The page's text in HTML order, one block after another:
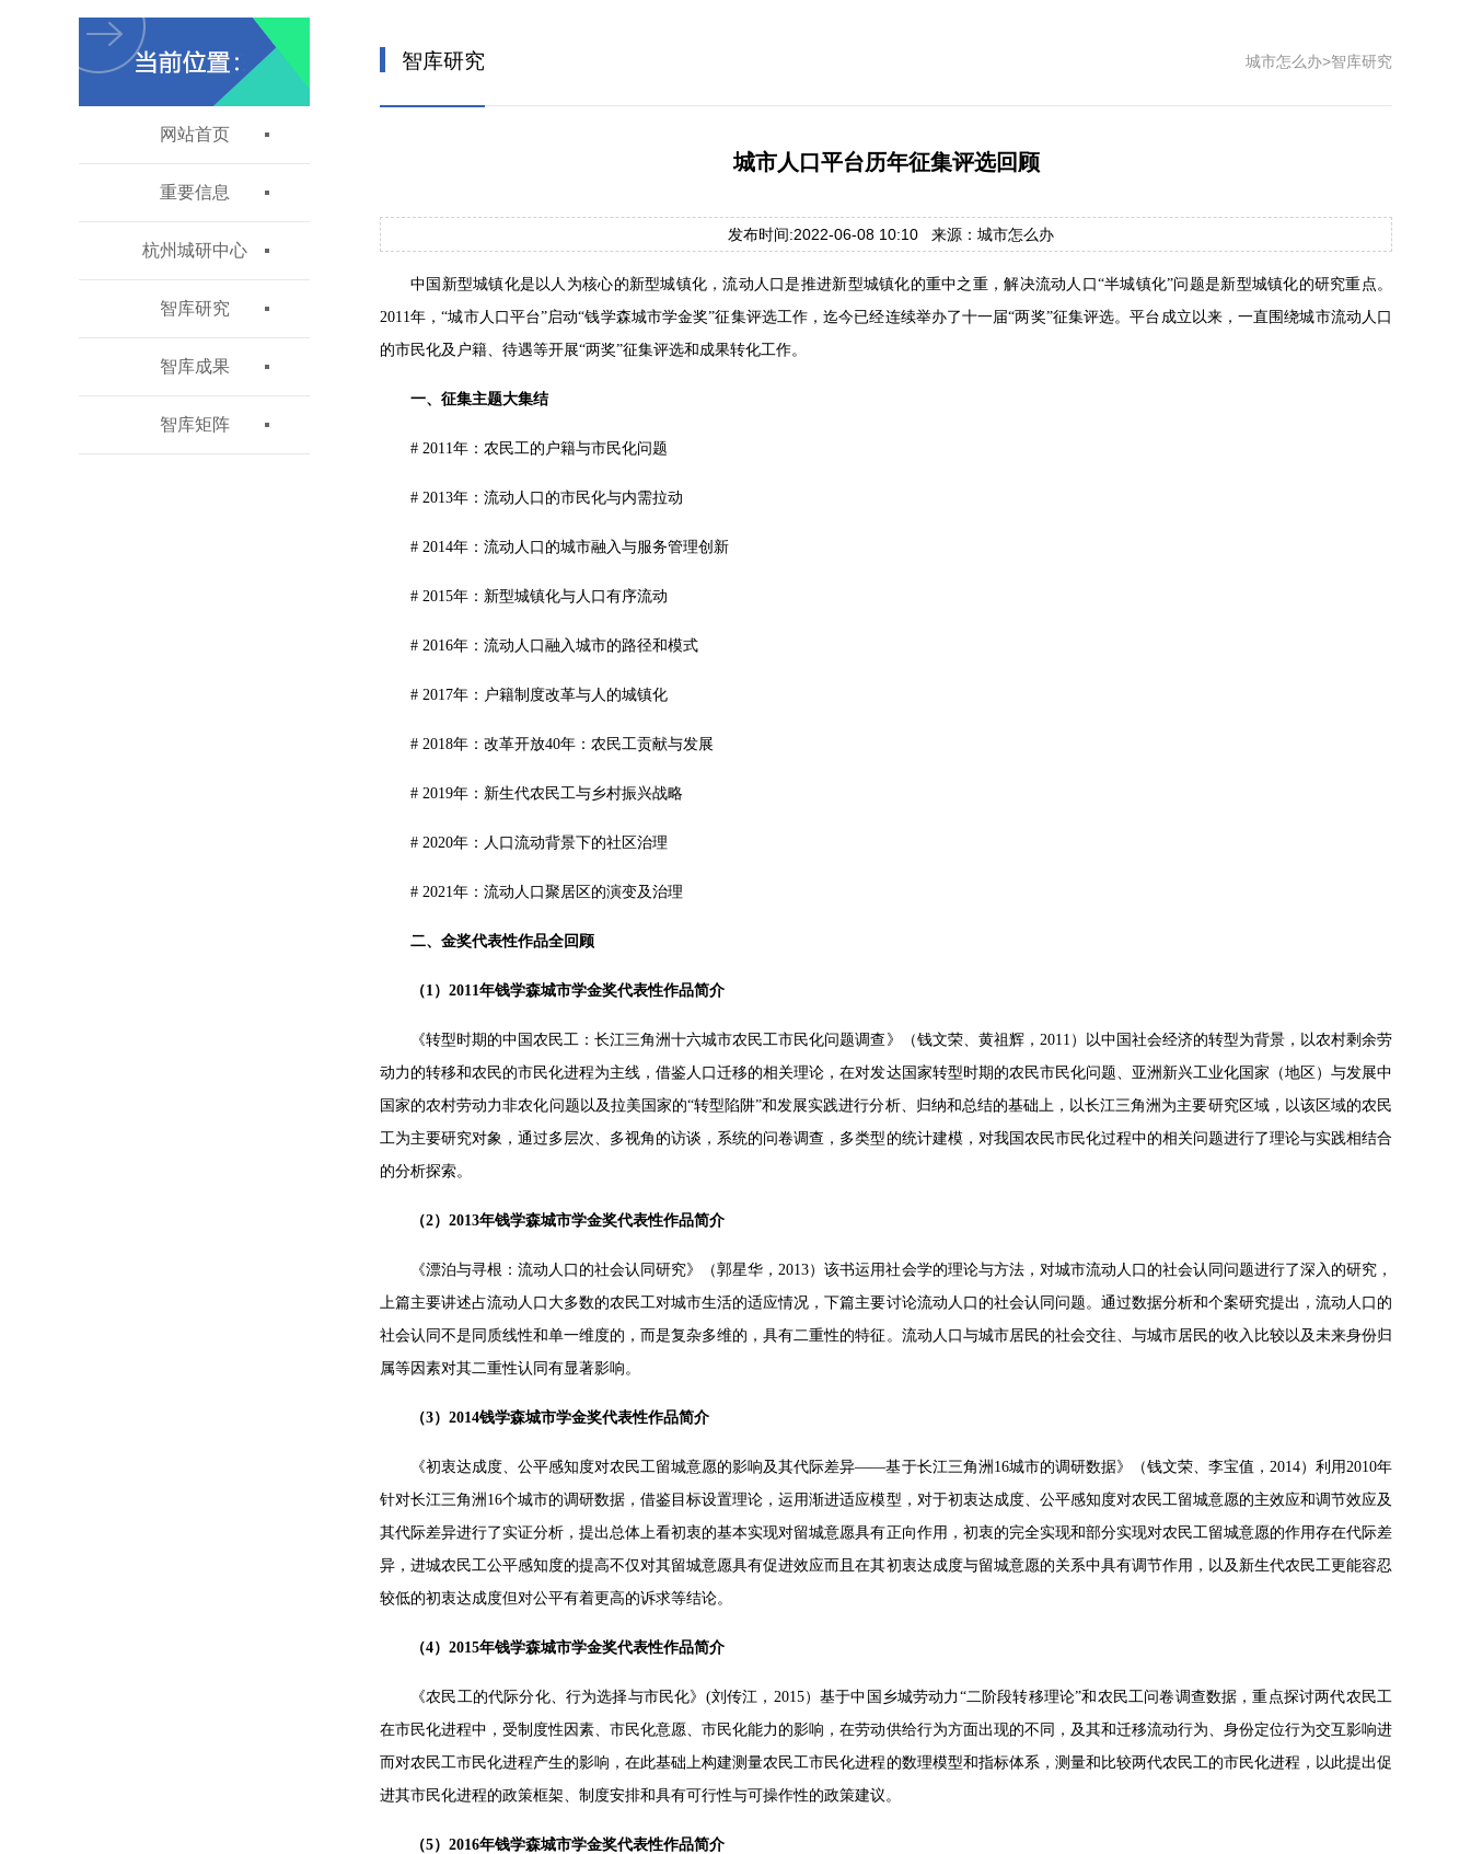
网站首页
重要信息
杭州城研中心
智库研究
智库成果
智库矩阵
智库研究 城市怎么办>智库研究
城市人口平台历年征集评选回顾
发布时间:2022-06-08 10:10 来源：城市怎么办
中国新型城镇化是以人为核心的新型城镇化，流动人口是推进新型城镇化的重中之重，解决流动人口“半城镇化”问题是新型城镇化的研究重点。
2011年，“城市人口平台”启动“钱学森城市学金奖”征集评选工作，迄今已经连续举办了十一届“两奖”征集评选。平台成立以来，一直围绕城市流动人口
的市民化及户籍、待遇等开展“两奖”征集评选和成果转化工作。
一、征集主题大集结
# 2011年：农民工的户籍与市民化问题
# 2013年：流动人口的市民化与内需拉动
# 2014年：流动人口的城市融入与服务管理创新
# 2015年：新型城镇化与人口有序流动
# 2016年：流动人口融入城市的路径和模式
# 2017年：户籍制度改革与人的城镇化
# 2018年：改革开放40年：农民工贡献与发展
# 2019年：新生代农民工与乡村振兴战略
# 2020年：人口流动背景下的社区治理
# 2021年：流动人口聚居区的演变及治理
二、金奖代表性作品全回顾
（1）2011年钱学森城市学金奖代表性作品简介
《转型时期的中国农民工：长江三角洲十六城市农民工市民化问题调查》（钱文荣、黄祖辉，2011）以中国社会经济的转型为背景，以农村剩余劳
动力的转移和农民的市民化进程为主线，借鉴人口迁移的相关理论，在对发达国家转型时期的农民市民化问题、亚洲新兴工业化国家（地区）与发展中
国家的农村劳动力非农化问题以及拉美国家的“转型陷阱”和发展实践进行分析、归纳和总结的基础上，以长江三角洲为主要研究区域，以该区域的农民
工为主要研究对象，通过多层次、多视角的访谈，系统的问卷调查，多类型的统计建模，对我国农民市民化过程中的相关问题进行了理论与实践相结合
的分析探索。
（2）2013年钱学森城市学金奖代表性作品简介
《漂泊与寻根：流动人口的社会认同研究》（郭星华，2013）该书运用社会学的理论与方法，对城市流动人口的社会认同问题进行了深入的研究，
上篇主要讲述占流动人口大多数的农民工对城市生活的适应情况，下篇主要讨论流动人口的社会认同问题。通过数据分析和个案研究提出，流动人口的
社会认同不是同质线性和单一维度的，而是复杂多维的，具有二重性的特征。流动人口与城市居民的社会交往、与城市居民的收入比较以及未来身份归
属等因素对其二重性认同有显著影响。
（3）2014钱学森城市学金奖代表性作品简介
《初衷达成度、公平感知度对农民工留城意愿的影响及其代际差异——基于长江三角洲16城市的调研数据》（钱文荣、李宝值，2014）利用2010年
针对长江三角洲16个城市的调研数据，借鉴目标设置理论，运用渐进适应模型，对于初衷达成度、公平感知度对农民工留城意愿的主效应和调节效应及
其代际差异进行了实证分析，提出总体上看初衷的基本实现对留城意愿具有正向作用，初衷的完全实现和部分实现对农民工留城意愿的作用存在代际差
异，进城农民工公平感知度的提高不仅对其留城意愿具有促进效应而且在其初衷达成度与留城意愿的关系中具有调节作用，以及新生代农民工更能容忍
较低的初衷达成度但对公平有着更高的诉求等结论。
（4）2015年钱学森城市学金奖代表性作品简介
《农民工的代际分化、行为选择与市民化》(刘传江，2015）基于中国乡城劳动力“二阶段转移理论”和农民工问卷调查数据，重点探讨两代农民工
在市民化进程中，受制度性因素、市民化意愿、市民化能力的影响，在劳动供给行为方面出现的不同，及其和迁移流动行为、身份定位行为交互影响进
而对农民工市民化进程产生的影响，在此基础上构建测量农民工市民化进程的数理模型和指标体系，测量和比较两代农民工的市民化进程，以此提出促
进其市民化进程的政策框架、制度安排和具有可行性与可操作性的政策建议。
（5）2016年钱学森城市学金奖代表性作品简介